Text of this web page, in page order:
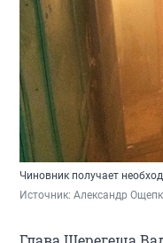
Чиновник получает
Источник: Александр